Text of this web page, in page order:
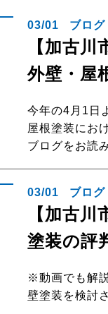
03/01 ブログ
【加古
外壁・屋
今年の4月1日
屋根塗装にお
ブログをお読
03/01 ブログ
【加古
塗装の評
※動画でも解
壁塗装を検討